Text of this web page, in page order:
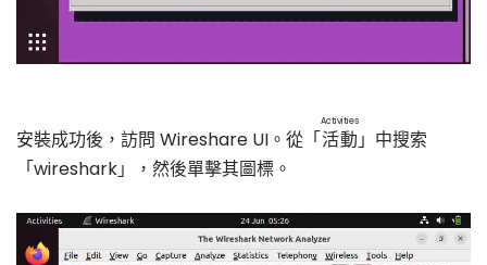
安裝成功後，訪問 Wireshare UI。從「活動
Activities
」中搜索
「wireshark」，然後單擊其圖標。